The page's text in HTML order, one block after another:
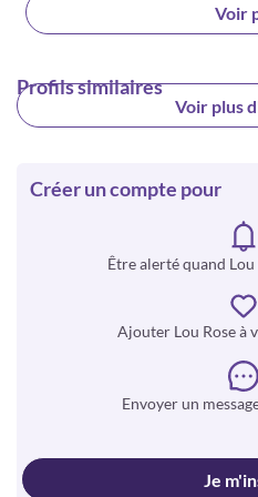
Voir
Profils similaires
Voir plus
Créer un compte pour
Être alerté quand
Ajouter Lou Rose à
Envoyer un
Je